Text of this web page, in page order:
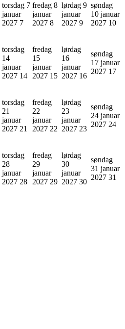
torsdag 7
januar
2027 7
fredag 8
januar
2027 8
lørdag 9
januar
2027 9
søndag
10 januar
2027 10
torsdag
14
januar
2027 14
fredag
15
januar
2027 15
lørdag
16
januar
2027 16
søndag
17 januar
2027 17
torsdag
21
januar
2027 21
fredag
22
januar
2027 22
lørdag
23
januar
2027 23
søndag
24 januar
2027 24
torsdag
28
januar
2027 28
fredag
29
januar
2027 29
lørdag
30
januar
2027 30
søndag
31 januar
2027 31